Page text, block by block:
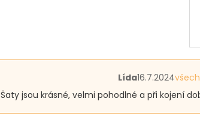
Hodnocení
je
5
Lída16.7.2024
Šaty jsou krásné, velmi pohodlné a při kojení